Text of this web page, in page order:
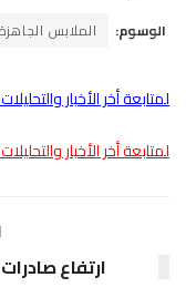
الوسوم: الملابس الجاهزة
لمتابعة أخر الأخبار
لمتابعة أخر الأخبار
ارتفاع صادرات